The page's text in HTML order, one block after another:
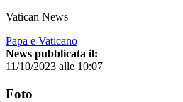
Vatican News
Papa e Vaticano
News pubblicata il:
11/10/2023 alle 10:07
Foto